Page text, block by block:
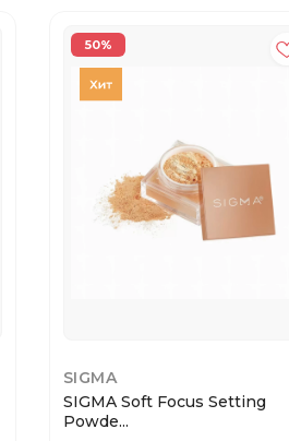
50%
SIGMA
SIGMA Soft Focus Setting
Powde...